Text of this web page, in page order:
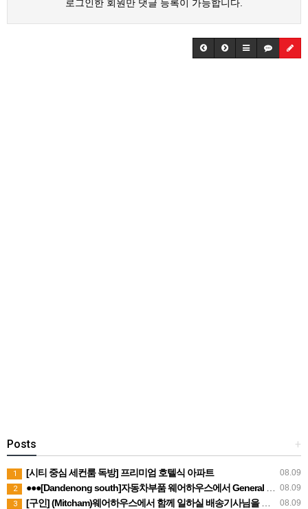
로그인한 회원만 댓글 등록이 가능합니다.
+
Posts
08.09
1 [시티 중심 세컨룸 독방] 프리미엄 호텔식 아파트
08.09
2 ●●●[Dandenong south]자동차부품 웨어하우스에서 General Hands ●파트타임 ●풀타임 (캐쥬얼)남성
08.09
3 [구인] (Mitcham)웨어하우스에서 함께 일하실 배송기사님을 구인중입니다